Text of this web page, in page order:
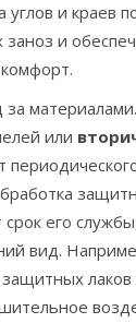
углов и краев
и
или
его
вид.